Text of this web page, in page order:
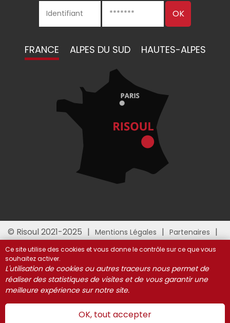
FRANCE ALPES DU SUD HAUTES-ALPES
© Risoul 2021-2025 Mentions Légales
Partenaires
Gestion des cookies
Ce site utilise des cookies et vous donne le contrôle sur ce que vous
souhaitez activer.
L'utilisation de cookies ou autres traceurs nous permet de
réaliser des statistiques de visites et de vous garantir une
meilleure expérience sur notre site.
OK, tout accepter